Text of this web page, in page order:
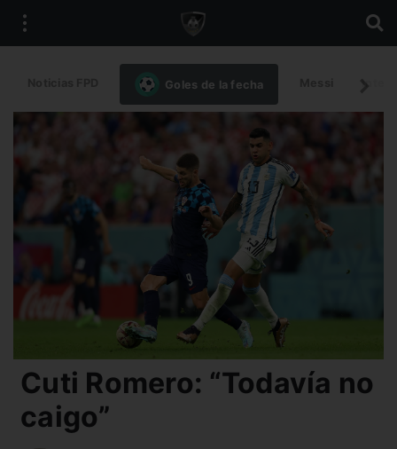
Goles de la fecha
Cuti Romero: “Todavía no
caigo”